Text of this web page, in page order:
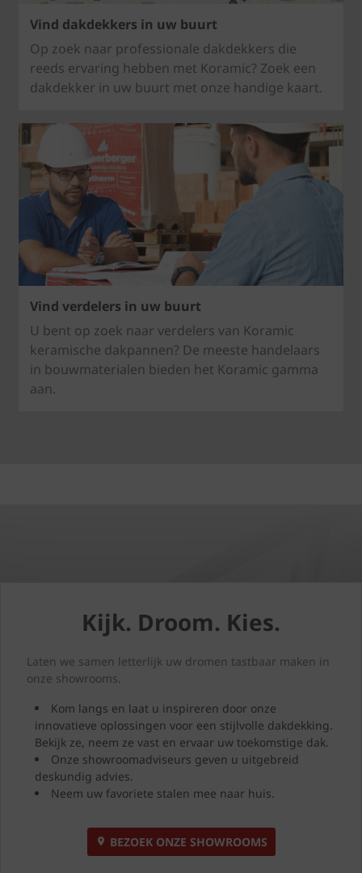
Vind dakdekkers in uw buurt
Op zoek naar professionale dakdekkers die
reeds ervaring hebben met Koramic? Zoek een
dakdekker in uw buurt met onze handige kaart.
Vind verdelers in uw buurt
U bent op zoek naar verdelers van Koramic
keramische dakpannen? De meeste handelaars
in bouwmaterialen bieden het Koramic gamma
aan.
Kijk. Droom. Kies.
Laten we samen letterlijk uw dromen tastbaar maken in
onze showrooms.
Kom langs en laat u inspireren door onze
innovatieve oplossingen voor een stijlvolle dakdekking.
Bekijk ze, neem ze vast en ervaar uw toekomstige dak.
Onze showroomadviseurs geven u uitgebreid
deskundig advies.
Neem uw favoriete stalen mee naar huis.
BEZOEK ONZE SHOWROOMS